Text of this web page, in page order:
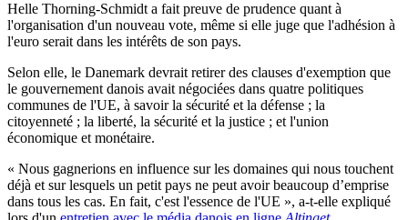
Helle Thorning-Schmidt a fait preuve de prudence quant à
l'organisation d'un nouveau vote, même si elle juge que l'adhésion à
l'euro serait dans les intérêts de son pays.
Selon elle, le Danemark devrait retirer des clauses d'exemption que
le gouvernement danois avait négociées dans quatre politiques
communes de l'UE, à savoir la sécurité et la défense ; la
citoyenneté ; la liberté, la sécurité et la justice ; et l'union
économique et monétaire.
« Nous gagnerions en influence sur les domaines qui nous touchent
déjà et sur lesquels un petit pays ne peut avoir beaucoup d’emprise
dans tous les cas. En fait, c'est l'essence de l'UE », a-t-elle expliqué